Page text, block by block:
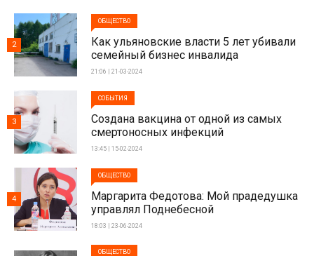
ОБЩЕСТВО
Как ульяновские власти 5 лет убивали
семейный бизнес инвалида
21:06 | 21-03-2024
2
СОБЫТИЯ
Создана вакцина от одной из самых
смертоносных инфекций
13:45 | 15-02-2024
3
ОБЩЕСТВО
Маргарита Федотова: Мой прадедушка
управлял Поднебесной
18:03 | 23-06-2024
4
ОБЩЕСТВО